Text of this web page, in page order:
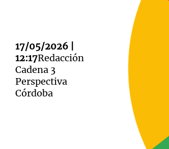
17/05/2026 |
12:17Redacción
Cadena 3
Perspectiva
Córdoba